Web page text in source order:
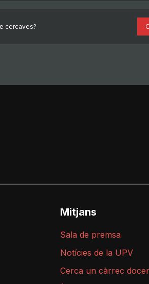
cercaves?
Mitjans
Sala de premsa
Notícies de la UPV
Cerca un càrrec